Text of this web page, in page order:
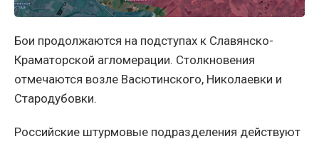
Бои продолжаются на подступах к Славянско-
Краматорской агломерации. Столкновения
отмечаются возле Васютинского, Николаевки и
Стародубовки.
Российские штурмовые подразделения действуют